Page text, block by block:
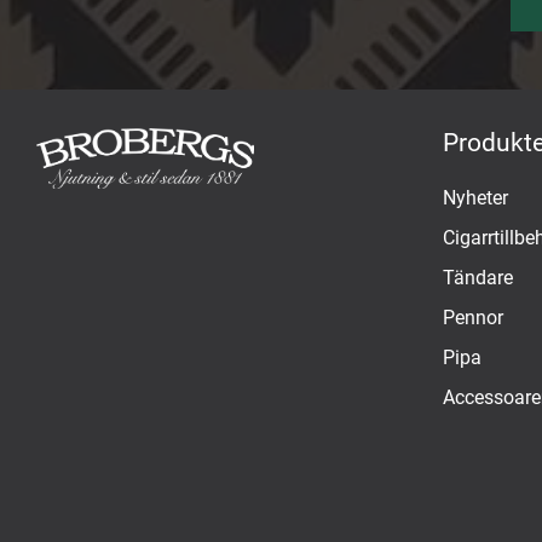
Nyheter
Tändare
Pennor
Pipa